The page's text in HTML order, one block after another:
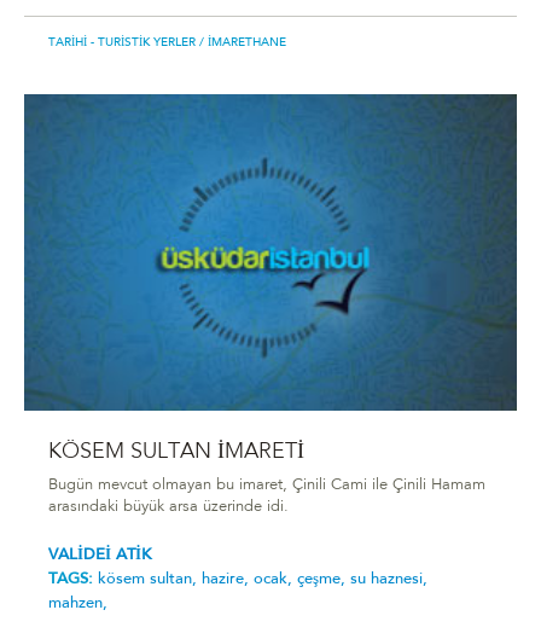
TARIHI - TURISTIK YERLER / İMARETHANE
KÖSEM SULTAN İMARETİ
Bugün mevcut olmayan bu imaret, Çinili Cami ile Çinili Hamam
arasındaki büyük arsa üzerinde idi.
VALİDEİ ATİK
TAGS: kösem sultan, hazire, ocak, çeşme, su haznesi,
mahzen,